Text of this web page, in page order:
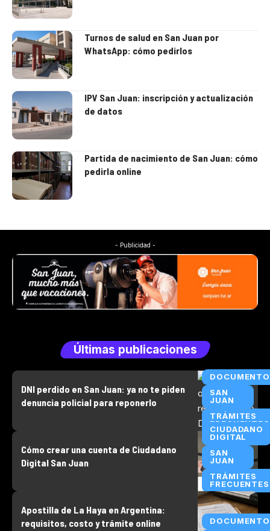
Turnos de salud en San Juan por
WhatsApp: cómo pedirlos
IPV San Juan: inscripción y actualización
de datos
Partida de nacimiento de San Juan: cómo
pedirla online
- Publicidad -
Últimas publicaciones
SAN
JUAN
TRÁMITES
FRECUENTES
DNI perdido en San Juan: ya no te piden
denuncia policial para reponerlo
CIUDADANO
DIGITAL
SAN
JUAN
TRÁMITES
FRECUENTES
Cómo crear una cuenta de Ciudadano
Digital San Juan
Apostilla de La Haya en Argentina:
requisitos, costo y trámite online